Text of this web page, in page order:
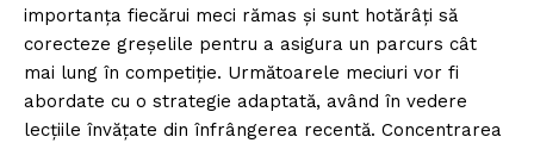
importanța fiecărui meci rămas și sunt hotărâți să
corecteze greșelile pentru a asigura un parcurs cât
mai lung în competiție. Următoarele meciuri vor fi
abordate cu o strategie adaptată, având în vedere
lecțiile învățate din înfrângerea recentă. Concentrarea